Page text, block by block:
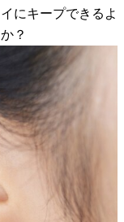
にキープできるよ
？